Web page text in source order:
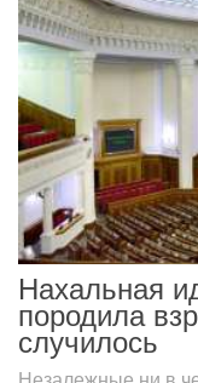
Нахальная
породила
случилось